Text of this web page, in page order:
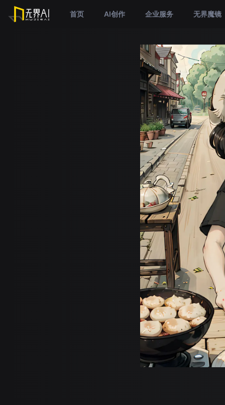
首页 AI创作 企业服务 无界魔镜